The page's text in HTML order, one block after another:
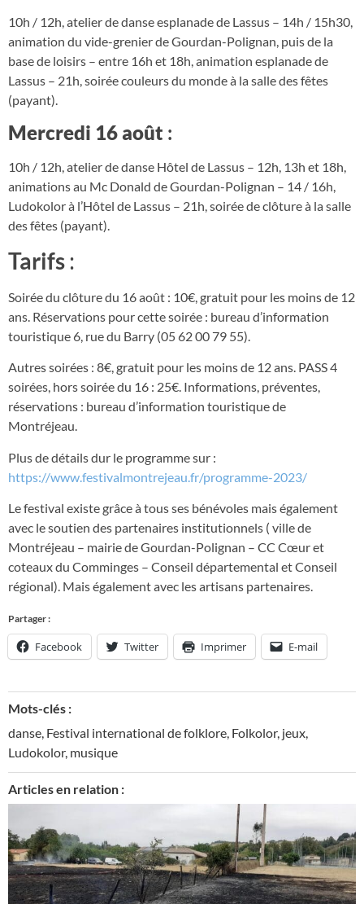
10h / 12h, atelier de danse esplanade de Lassus – 14h / 15h30,
animation du vide-grenier de Gourdan-Polignan, puis de la
base de loisirs – entre 16h et 18h, animation esplanade de
Lassus – 21h, soirée couleurs du monde à la salle des fêtes
(payant).
Mercredi 16 août :
10h / 12h, atelier de danse Hôtel de Lassus – 12h, 13h et 18h,
animations au Mc Donald de Gourdan-Polignan – 14 / 16h,
Ludokolor à l’Hôtel de Lassus – 21h, soirée de clôture à la salle
des fêtes (payant).
Tarifs :
Soirée du clôture du 16 août : 10€, gratuit pour les moins de 12
ans. Réservations pour cette soirée : bureau d’information
touristique 6, rue du Barry (05 62 00 79 55).
Autres soirées : 8€, gratuit pour les moins de 12 ans. PASS 4
soirées, hors soirée du 16 : 25€. Informations, préventes,
réservations : bureau d’information touristique de
Montréjeau.
Plus de détails dur le programme sur :
https://www.festivalmontrejeau.fr/programme-2023/
Le festival existe grâce à tous ses bénévoles mais également
avec le soutien des partenaires institutionnels ( ville de
Montréjeau – mairie de Gourdan-Polignan – CC Cœur et
coteaux du Comminges – Conseil départemental et Conseil
régional). Mais également avec les artisans partenaires.
Partager :
Facebook Twitter Imprimer E-mail
Mots-clés :
danse, Festival international de folklore, Folkolor, jeux,
Ludokolor, musique
Articles en relation :